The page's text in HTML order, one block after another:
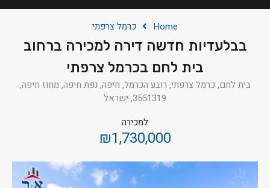
Home כרמל צרפתי
בבלעדיות חדשה דירה למכירה ברחוב
בית לחם בכרמל צרפתי
בית לחם, כרמל צרפתי, רובע הכרמל, חיפה, נפת חיפה, מחוז חיפה,
3551319, ישראל
למכירה
₪1,730,000